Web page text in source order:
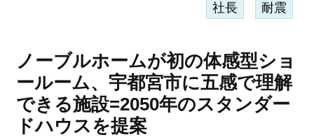
社長 耐震
ノーブルホームが初の体感型ショ
ールーム、宇都宮市に五感で理解
できる施設=2050年のスタンダー
ドハウスを提案